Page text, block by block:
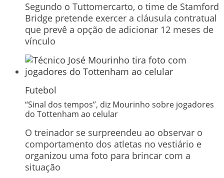
Segundo o Tuttomercarto, o time de Stamford
Bridge pretende exercer a cláusula contratual
que prevê a opção de adicionar 12 meses de
vínculo
Futebol
“Sinal dos tempos”, diz Mourinho sobre jogadores
do Tottenham ao celular
O treinador se surpreendeu ao observar o
comportamento dos atletas no vestiário e
organizou uma foto para brincar com a
situação